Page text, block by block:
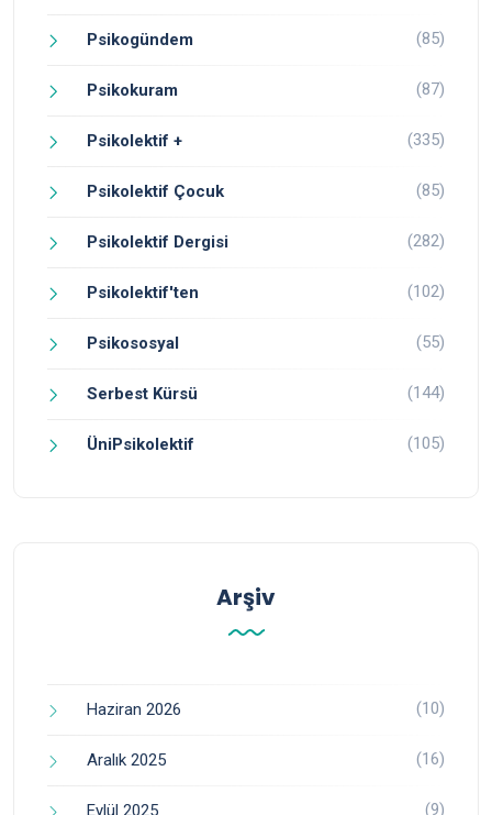
Psikogündem (85)
Psikokuram (87)
Psikolektif + (335)
Psikolektif Çocuk (85)
Psikolektif Dergisi (282)
Psikolektif'ten (102)
Psikososyal (55)
Serbest Kürsü (144)
ÜniPsikolektif (105)
Arşiv
Haziran 2026 (10)
Aralık 2025 (16)
Eylül 2025 (9)